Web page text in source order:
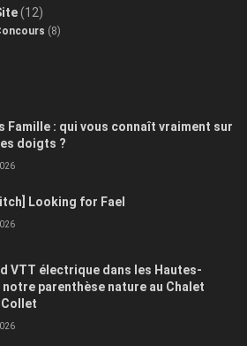
(12)
(8)
Famille : qui vous connaît vraiment sur
doigts ?
Looking for Fael
VTT électrique dans les Hautes-
notre parenthèse nature au Chalet
Collet